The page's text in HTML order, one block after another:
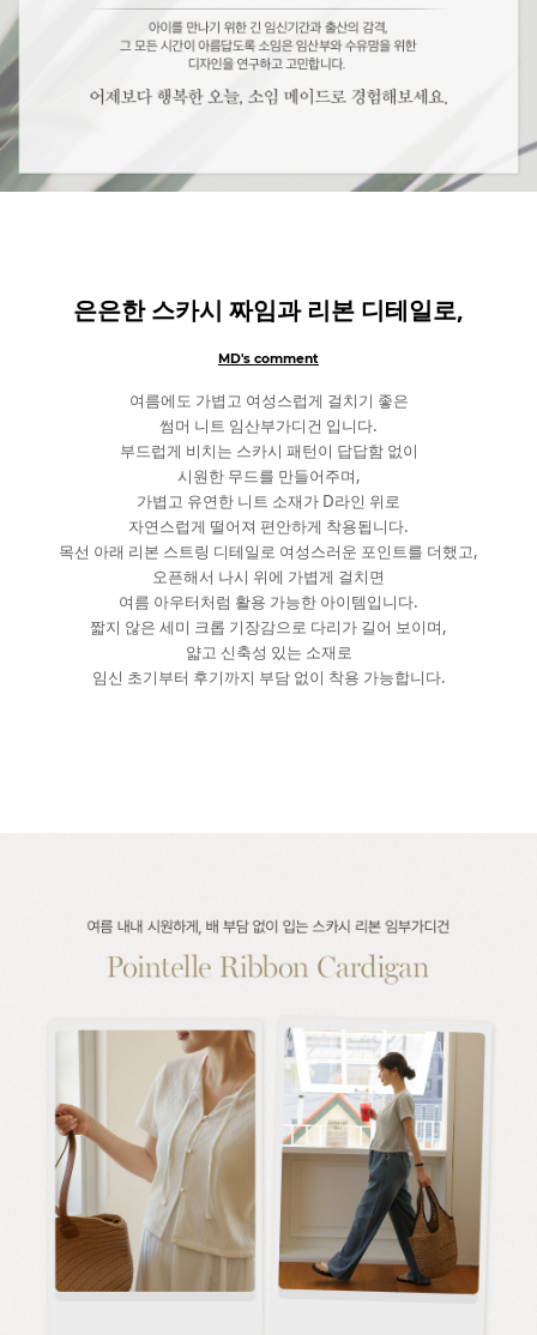
은은한 스카시 짜임과 리본 디테일로,
MD's comment
여름에도 가볍고 여성스럽게 걸치기 좋은
썸머 니트 임산부가디건 입니다.
부드럽게 비치는 스카시 패턴이 답답함 없이
시원한 무드를 만들어주며,
가볍고 유연한 니트 소재가 D라인 위로
자연스럽게 떨어져 편안하게 착용됩니다.
목선 아래 리본 스트링 디테일로 여성스러운 포인트를 더했고,
오픈해서 나시 위에 가볍게 걸치면
여름 아우터처럼 활용 가능한 아이템입니다.
짧지 않은 세미 크롭 기장감으로 다리가 길어 보이며,
얇고 신축성 있는 소재로
임신 초기부터 후기까지 부담 없이 착용 가능합니다.